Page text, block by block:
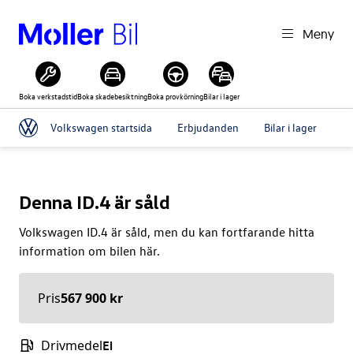
Meny
Boka verkstadstidBoka skadebesiktningBoka provkörningBilar i lager
Volkswagen startsida Erbjudanden Bilar i lager
Denna ID.4 är såld
Volkswagen ID.4 är såld, men du kan fortfarande hitta
information om bilen här.
Pris567 900 kr
DrivmedelEl